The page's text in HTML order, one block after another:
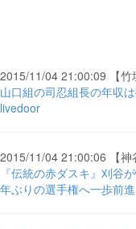
2015/11/04 21:00:09 【竹
山口組の司忍組長の年収
livedoor
2015/11/04 21:00:06 【神
『伝統の赤ダスキ』刈谷
年ぶりの選手権へ一歩前